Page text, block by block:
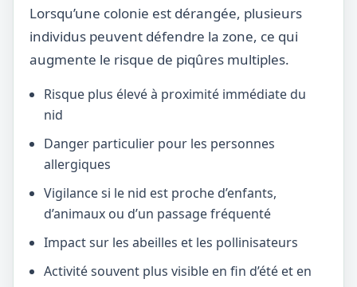
Lorsqu’une colonie est dérangée, plusieurs
individus peuvent défendre la zone, ce qui
augmente le risque de piqûres multiples.
Risque plus élevé à proximité immédiate du
nid
Danger particulier pour les personnes
allergiques
Vigilance si le nid est proche d’enfants,
d’animaux ou d’un passage fréquenté
Impact sur les abeilles et les pollinisateurs
Activité souvent plus visible en fin d’été et en